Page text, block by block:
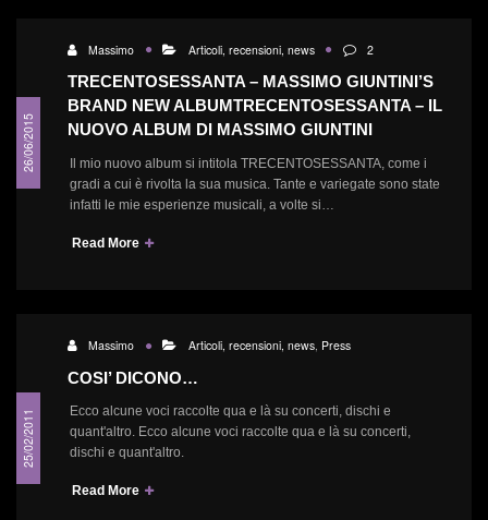
26/06/2015
Massimo Articoli, recensioni, news 2
TRECENTOSESSANTA – MASSIMO GIUNTINI’S
BRAND NEW ALBUMTRECENTOSESSANTA – IL
NUOVO ALBUM DI MASSIMO GIUNTINI
Il mio nuovo album si intitola TRECENTOSESSANTA, come i
gradi a cui è rivolta la sua musica. Tante e variegate sono state
infatti le mie esperienze musicali, a volte si…
Read More
25/02/2011
Massimo Articoli, recensioni, news, Press
COSI’ DICONO…
Ecco alcune voci raccolte qua e là su concerti, dischi e
quant'altro. Ecco alcune voci raccolte qua e là su concerti,
dischi e quant'altro.
Read More